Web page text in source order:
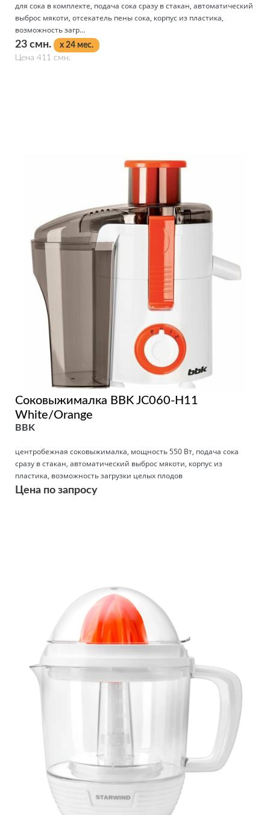
для сока в комплекте, подача сока сразу в стакан, автоматический
выброс мякоти, отсекатель пены сока, корпус из пластика,
возможность загр...
23 смн.
x 24 мес.
Цена 411 смн.
Соковыжималка BBK JC060-H11
White/Orange
BBK
центробежная соковыжималка, мощность 550 Вт, подача сока
сразу в стакан, автоматический выброс мякоти, корпус из
пластика, возможность загрузки целых плодов
Цена по запросу